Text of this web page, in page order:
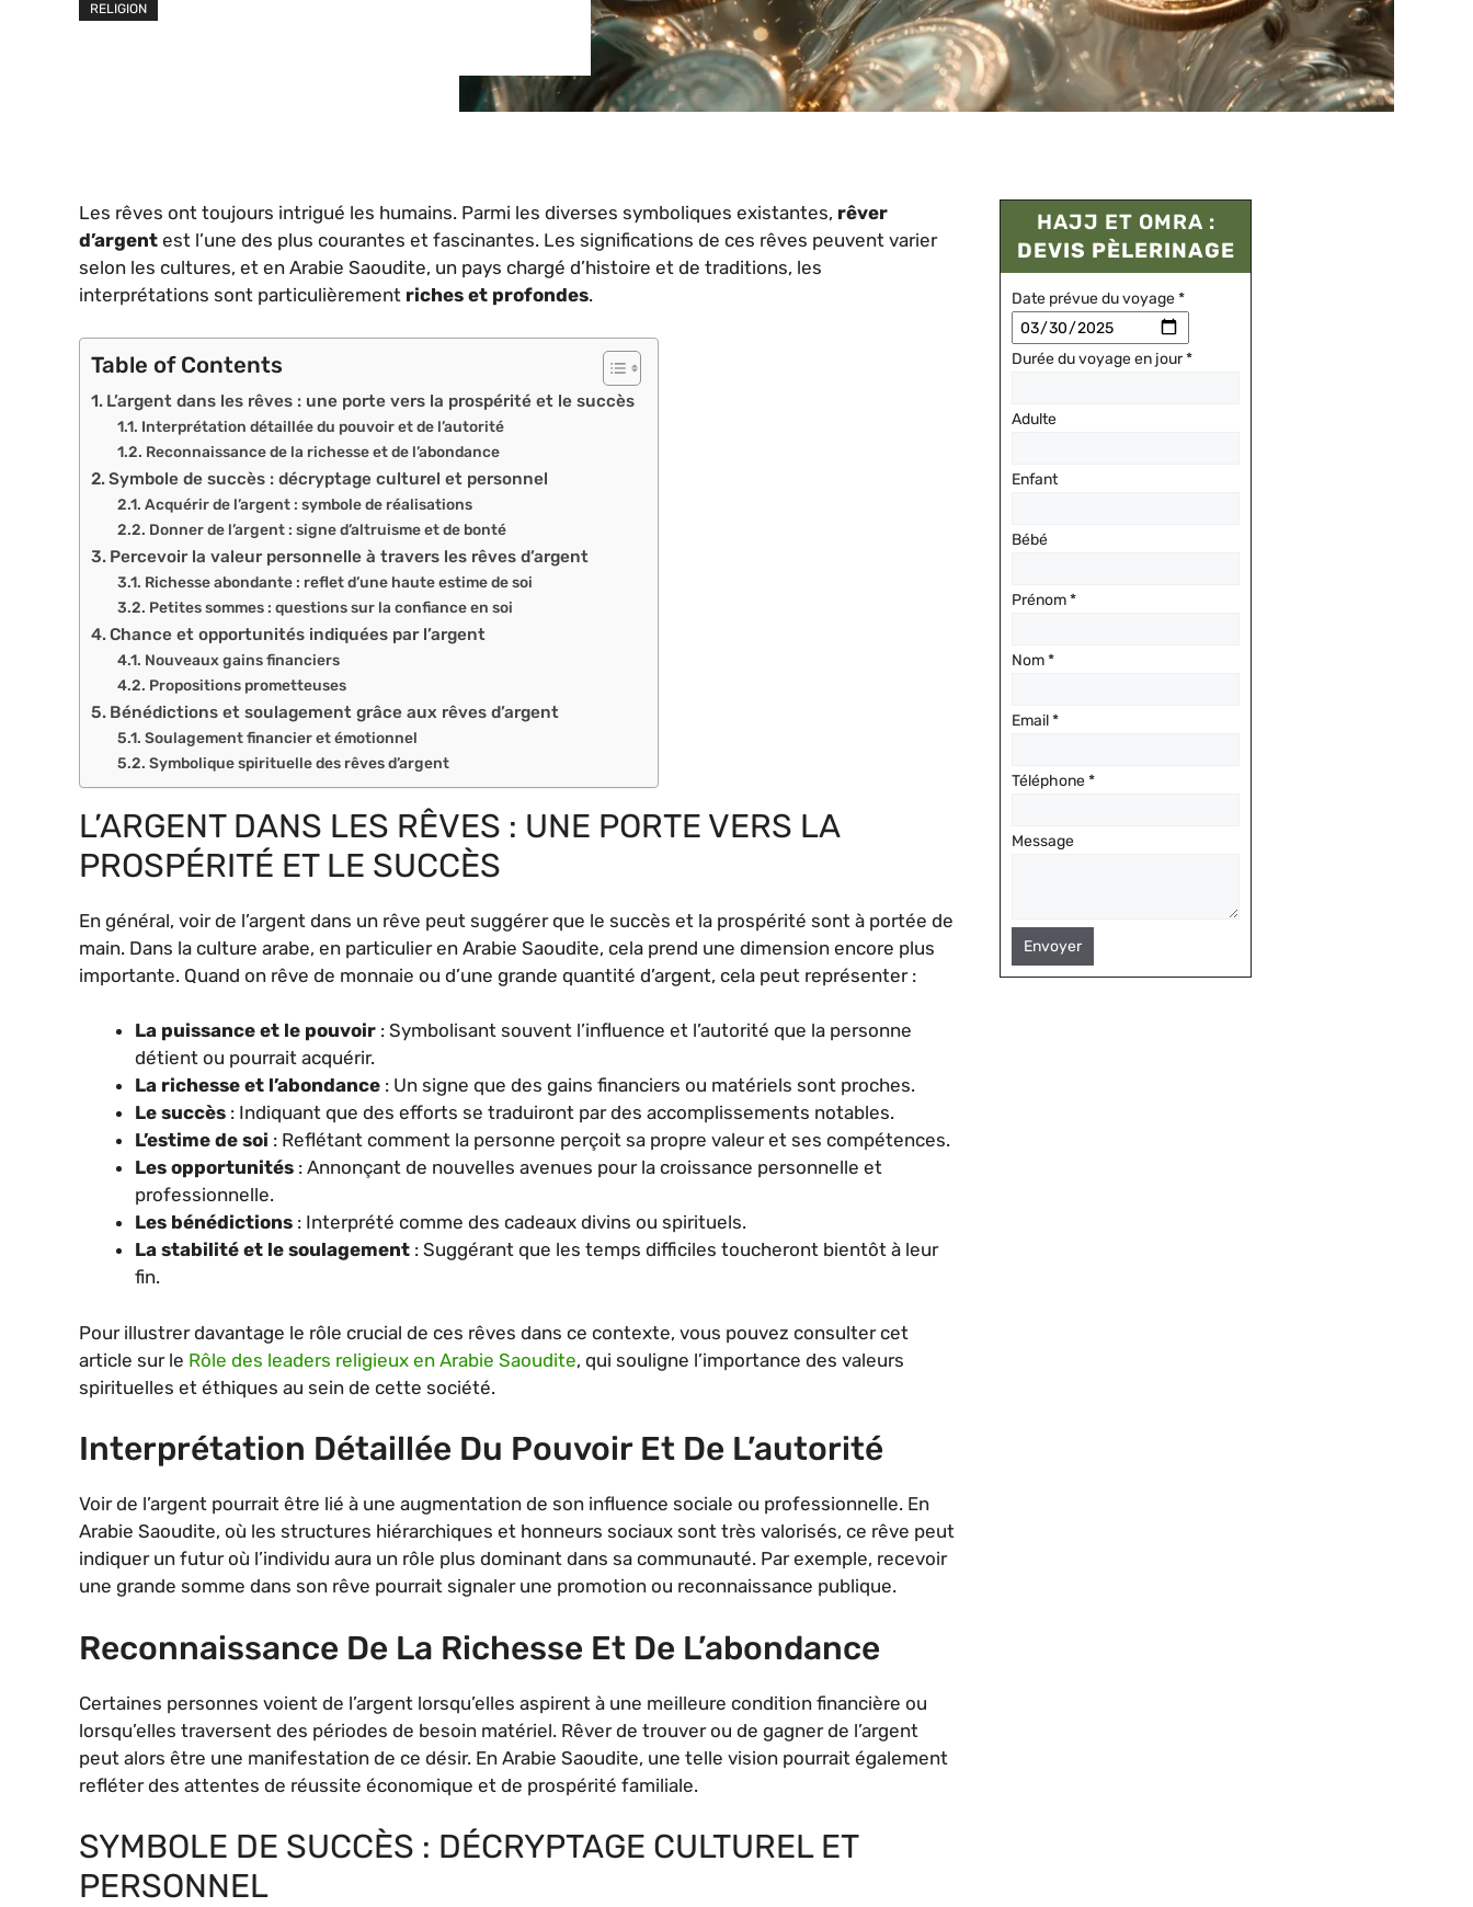
RELIGION
Les rêves ont toujours intrigué les humains. Parmi les diverses symboliques existantes, rêver
d’argent est l’une des plus courantes et fascinantes. Les significations de ces rêves peuvent varier
selon les cultures, et en Arabie Saoudite, un pays chargé d’histoire et de traditions, les
interprétations sont particulièrement riches et profondes.
Table of Contents
L’argent dans les rêves : une porte vers la prospérité et le succès
Interprétation détaillée du pouvoir et de l’autorité
Reconnaissance de la richesse et de l’abondance
Symbole de succès : décryptage culturel et personnel
Acquérir de l’argent : symbole de réalisations
Donner de l’argent : signe d’altruisme et de bonté
Percevoir la valeur personnelle à travers les rêves d’argent
Richesse abondante : reflet d’une haute estime de soi
Petites sommes : questions sur la confiance en soi
Chance et opportunités indiquées par l’argent
Nouveaux gains financiers
Propositions prometteuses
Bénédictions et soulagement grâce aux rêves d’argent
Soulagement financier et émotionnel
Symbolique spirituelle des rêves d’argent
L’ARGENT DANS LES RÊVES : UNE PORTE VERS LA
PROSPÉRITÉ ET LE SUCCÈS
En général, voir de l’argent dans un rêve peut suggérer que le succès et la prospérité sont à portée de
main. Dans la culture arabe, en particulier en Arabie Saoudite, cela prend une dimension encore plus
importante. Quand on rêve de monnaie ou d’une grande quantité d’argent, cela peut représenter :
La puissance et le pouvoir : Symbolisant souvent l’influence et l’autorité que la personne
détient ou pourrait acquérir.
La richesse et l’abondance : Un signe que des gains financiers ou matériels sont proches.
Le succès : Indiquant que des efforts se traduiront par des accomplissements notables.
L’estime de soi : Reflétant comment la personne perçoit sa propre valeur et ses compétences.
Les opportunités : Annonçant de nouvelles avenues pour la croissance personnelle et
professionnelle.
Les bénédictions : Interprété comme des cadeaux divins ou spirituels.
La stabilité et le soulagement : Suggérant que les temps difficiles toucheront bientôt à leur
fin.
Pour illustrer davantage le rôle crucial de ces rêves dans ce contexte, vous pouvez consulter cet
article sur le Rôle des leaders religieux en Arabie Saoudite, qui souligne l’importance des valeurs
spirituelles et éthiques au sein de cette société.
Interprétation Détaillée Du Pouvoir Et De L’autorité
Voir de l’argent pourrait être lié à une augmentation de son influence sociale ou professionnelle. En
Arabie Saoudite, où les structures hiérarchiques et honneurs sociaux sont très valorisés, ce rêve peut
indiquer un futur où l’individu aura un rôle plus dominant dans sa communauté. Par exemple, recevoir
une grande somme dans son rêve pourrait signaler une promotion ou reconnaissance publique.
Reconnaissance De La Richesse Et De L’abondance
Certaines personnes voient de l’argent lorsqu’elles aspirent à une meilleure condition financière ou
lorsqu’elles traversent des périodes de besoin matériel. Rêver de trouver ou de gagner de l’argent
peut alors être une manifestation de ce désir. En Arabie Saoudite, une telle vision pourrait également
refléter des attentes de réussite économique et de prospérité familiale.
SYMBOLE DE SUCCÈS : DÉCRYPTAGE CULTUREL ET
PERSONNEL
HAJJ ET OMRA :
DEVIS PÈLERINAGE
Date prévue du voyage*
Durée du voyage en jour*
Adulte
Enfant
Bébé
Prénom*
Nom*
Email*
Téléphone*
Message
Envoyer